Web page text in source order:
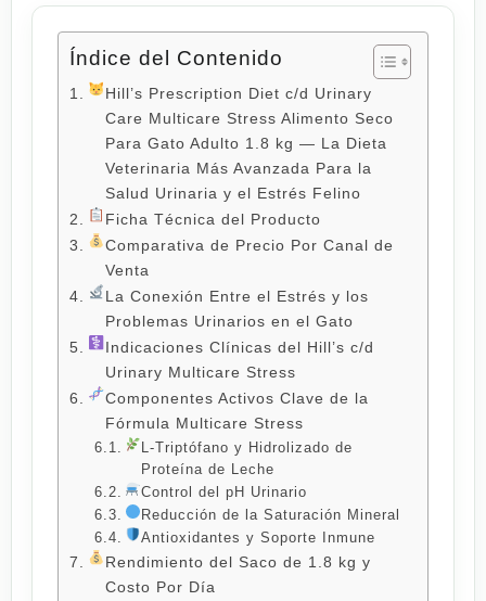
Índice del Contenido
Hill’s Prescription Diet c/d Urinary
Care Multicare Stress Alimento Seco
Para Gato Adulto 1.8 kg — La Dieta
Veterinaria Más Avanzada Para la
Salud Urinaria y el Estrés Felino
Ficha Técnica del Producto
Comparativa de Precio Por Canal de
Venta
La Conexión Entre el Estrés y los
Problemas Urinarios en el Gato
Indicaciones Clínicas del Hill’s c/d
Urinary Multicare Stress
Componentes Activos Clave de la
Fórmula Multicare Stress
L-Triptófano y Hidrolizado de
Proteína de Leche
Control del pH Urinario
Reducción de la Saturación Mineral
Antioxidantes y Soporte Inmune
Rendimiento del Saco de 1.8 kg y
Costo Por Día